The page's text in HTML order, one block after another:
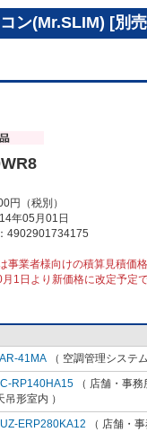
ン(Mr.SLIM) [別
円（税別）
年05月01日
4902901734175
事業者様向けの積算見積価
1日より新価格に改定予定
41MA （ 空調管理システ
RP140HA15 （ 店舗・事
吊形室内 ）
ERP280KA12 （ 店舗・